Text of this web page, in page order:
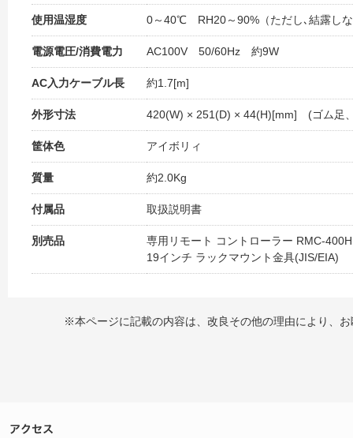
使用温湿度 0～40℃ RH20～90%（ただし､結露し
電源電圧/消費電力 AC100V 50/60Hz 約9W
AC入力ケーブル長 約1.7[m]
外形寸法 420(W) × 251(D) × 44(H)[mm] (ゴム足
筐体色 アイボリィ
質量 約2.0Kg
付属品 取扱説明書
別売品
専用リモート コントローラー RMC-400H
19インチ ラックマウント金具(JIS/EIA)
※本ページに記載の内容は、改良その他の理由により、